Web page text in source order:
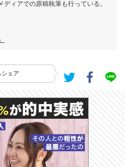
ディアでの原稿執筆も行っている。
ェア